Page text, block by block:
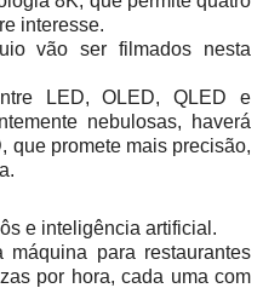
interesse.
vão ser filmados nesta
LED, OLED, QLED e
nebulosas, haverá
que promete mais precisão,
e inteligência artificial.
para restaurantes
por hora, cada uma com